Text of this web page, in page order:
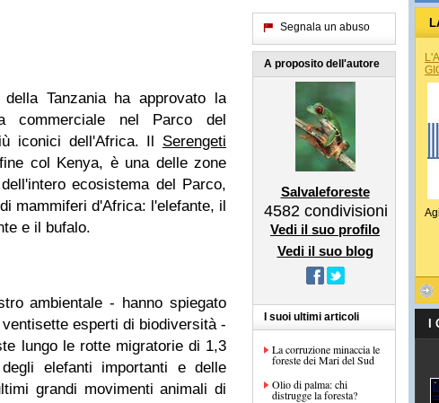
Tanzania ha approvato la
commerciale nel Parco del
iconici dell'Africa. Il Serengeti
col Kenya, è una delle zone
ecosistema del Parco,
mammiferi d'Africa: l'elefante, il
e il bufalo.
ambientale - hanno spiegato
esperti di biodiversità -
lungo le rotte migratorie di 1,3
elefanti importanti e delle
grandi movimenti animali di
Segnala un abuso
A proposito dell'autore
Salvaleforeste
4582 condivisioni
Vedi il suo profilo
Vedi il suo blog
I suoi ultimi articoli
La corruzione minaccia le
foreste dei Mari del Sud
Olio di palma: chi
distrugge la foresta?